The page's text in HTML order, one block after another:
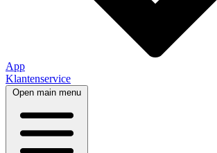
App
Klantenservice
Open main menu